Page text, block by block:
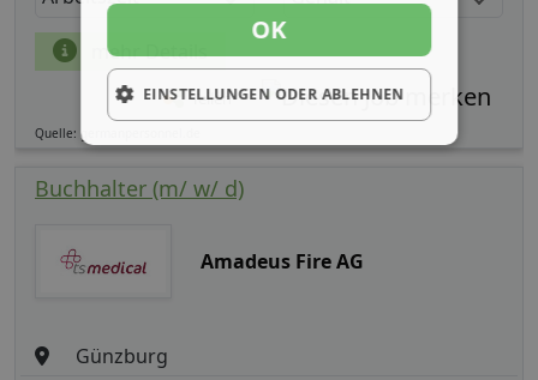
mehr Details
Teilen
Quelle: germanpersonnel.de
Buchhalter (m/ w/ d)
Amadeus Fire AG
Günzburg
OK
EINSTELLUNGEN ODER ABLEHNEN